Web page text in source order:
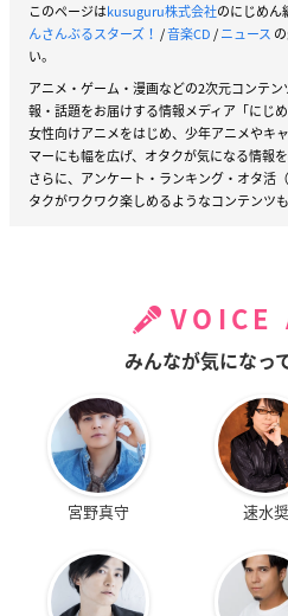
このページはkusuguru株式会社のにじめん
んさんぶるスターズ！ /音楽CD/ニュース
い。
アニメ・ゲーム・漫画などの2次元コンテ
報・話題をお届けする情報メディア「にじめ
女性向けアニメをはじめ、少年アニメやキ
マーにも幅を広げ、オタクが気になる情報
さらに、アンケート・ランキング・オタ活
タクがワクワク楽しめるようなコンテンツ
VOICE
みんなが気になっ
宮野真守 速水奨